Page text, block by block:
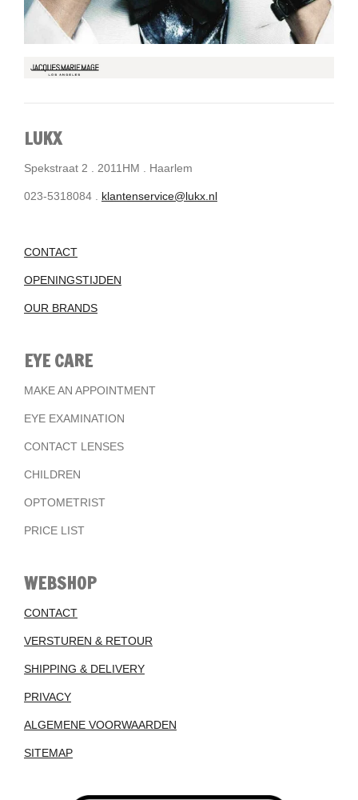
LUKX
Spekstraat 2 . 2011HM . Haarlem
023-5318084 . klantenservice@lukx.nl
CONTACT
OPENINGSTIJDEN
OUR BRANDS
EYE CARE
MAKE AN APPOINTMENT
EYE EXAMINATION
CONTACT LENSES
CHILDREN
OPTOMETRIST
PRICE LIST
WEBSHOP
CONTACT
VERSTUREN & RETOUR
SHIPPING & DELIVERY
PRIVACY
ALGEMENE VOORWAARDEN
SITEMAP